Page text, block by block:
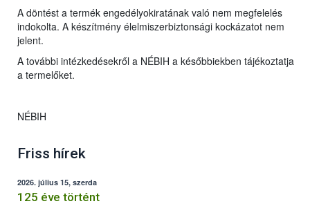
A döntést a termék engedélyokiratának való nem megfelelés
indokolta. A készítmény élelmiszerbiztonsági kockázatot nem
jelent.
A további intézkedésekről a NÉBIH a későbbiekben tájékoztatja
a termelőket.
NÉBIH
Friss hírek
2026. július 15, szerda
125 éve történt